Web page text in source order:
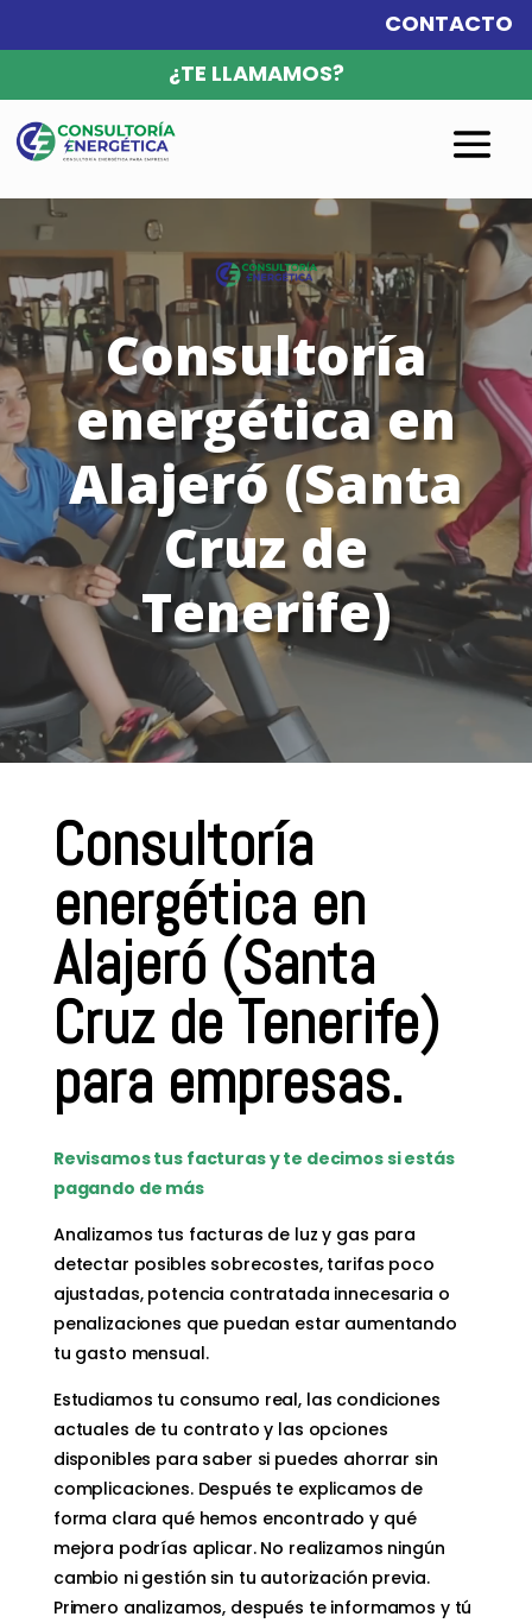
CONTACTO
¿TE LLAMAMOS?
Consultoría
energética en
Alajeró (Santa
Cruz de
Tenerife)
Reproductor
de
vídeo
Consultoría
energética en
Alajeró (Santa
Cruz de Tenerife)
para empresas.
Revisamos tus facturas y te decimos si estás
pagando de más
Analizamos tus facturas de luz y gas para
detectar posibles sobrecostes, tarifas poco
ajustadas, potencia contratada innecesaria o
penalizaciones que puedan estar aumentando
tu gasto mensual.
Estudiamos tu consumo real, las condiciones
actuales de tu contrato y las opciones
disponibles para saber si puedes ahorrar sin
complicaciones. Después te explicamos de
forma clara qué hemos encontrado y qué
mejora podrías aplicar. No realizamos ningún
cambio ni gestión sin tu autorización previa.
Primero analizamos, después te informamos y tú